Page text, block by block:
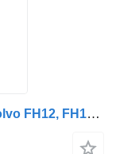
Cordiant FH12 2-seeria (01.02-) для Volvo FH12, FH16, NH12, FH, VNL780 (1993-2014)